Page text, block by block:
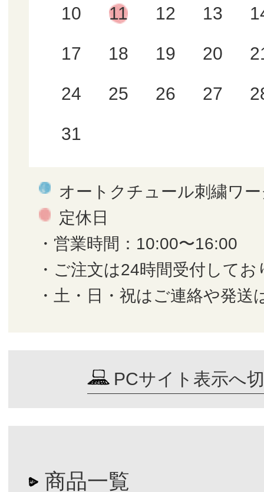
10 11 12 13
17 18 19 20
24 25 26 27
31
オートクチュール刺繍ワ
定休日
・営業時間：10:00〜16:00
・ご注文は24時間受付してお
・土・日・祝はご連絡や発送
PCサイト表示へ
商品一覧